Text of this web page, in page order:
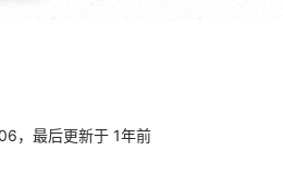
，最后更新于 1年前